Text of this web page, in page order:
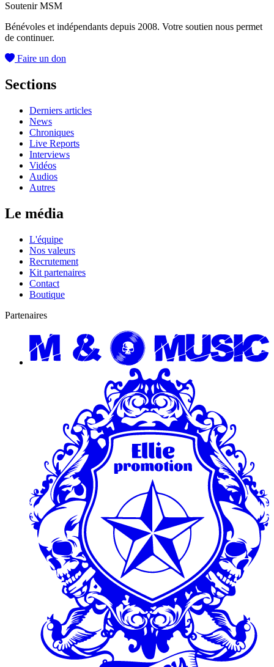
Soutenir MSM
Bénévoles et indépendants depuis 2008. Votre soutien nous permet
de continuer.
Faire un don
Sections
Derniers articles
News
Chroniques
Live Reports
Interviews
Vidéos
Audios
Autres
Le média
L'équipe
Nos valeurs
Recrutement
Kit partenaires
Contact
Boutique
Partenaires